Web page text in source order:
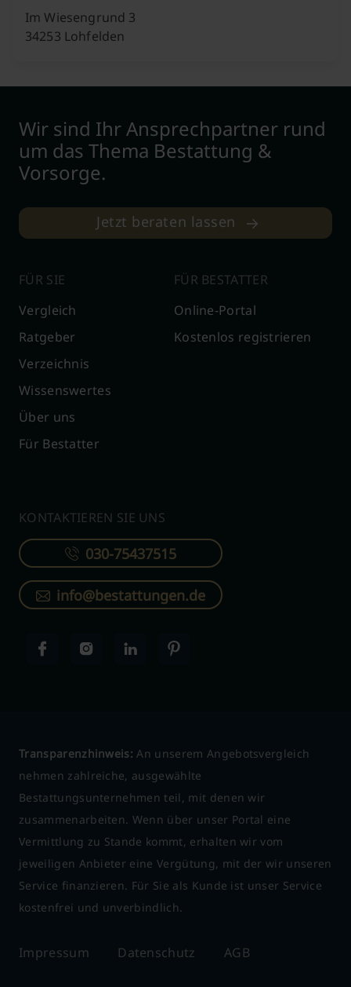
Im Wiesengrund 3
34253 Lohfelden
Wir sind Ihr Ansprechpartner rund
um das Thema Bestattung &
Vorsorge.
Jetzt beraten lassen
FÜR SIE
Vergleich
Ratgeber
Verzeichnis
Wissenswertes
Über uns
Für Bestatter
FÜR BESTATTER
Online-Portal
Kostenlos registrieren
KONTAKTIEREN SIE UNS
030-75437515
info@bestattungen.de
Transparenzhinweis: An unserem Angebotsvergleich
nehmen zahlreiche, ausgewählte
Bestattungsunternehmen teil, mit denen wir
zusammenarbeiten. Wenn über unser Portal eine
Vermittlung zu Stande kommt, erhalten wir vom
jeweiligen Anbieter eine Vergütung, mit der wir unseren
Service finanzieren. Für Sie als Kunde ist unser Service
kostenfrei und unverbindlich.
Impressum Datenschutz AGB